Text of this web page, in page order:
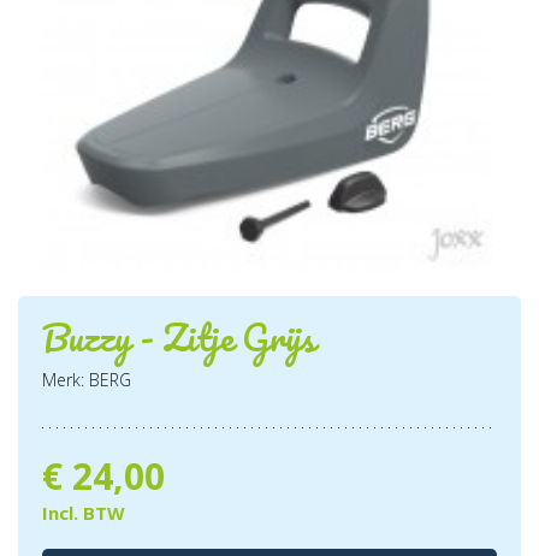
Buzzy - Zitje Grijs
Merk: BERG
€ 24,00
Incl. BTW